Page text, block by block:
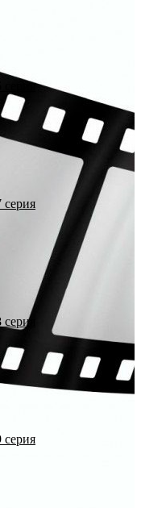
серия
серия
серия